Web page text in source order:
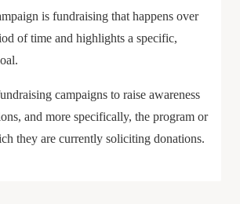
is fundraising that happens over
of time and highlights a specific,
campaigns to raise awareness
and more specifically, the program or
they are currently soliciting donations.